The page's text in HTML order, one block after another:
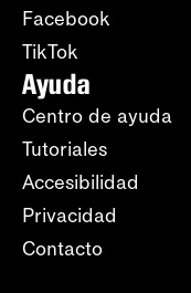
Facebook
TikTok
Ayuda
Centro de ayuda
Tutoriales
Accesibilidad
Privacidad
Contacto